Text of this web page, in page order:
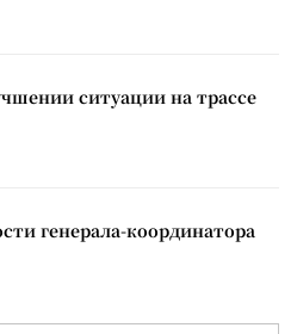
ситуации на трассе
генерала-координатора